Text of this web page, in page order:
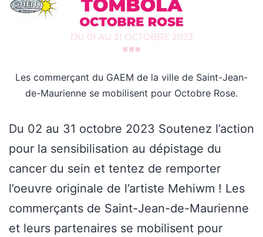
Les commerçant du GAEM de la ville de Saint-Jean-
de-Maurienne se mobilisent pour Octobre Rose.
Du 02 au 31 octobre 2023 Soutenez l’action
pour la sensibilisation au dépistage du
cancer du sein et tentez de remporter
l’oeuvre originale de l’artiste Mehiwm ! Les
commerçants de Saint-Jean-de-Maurienne
et leurs partenaires se mobilisent pour